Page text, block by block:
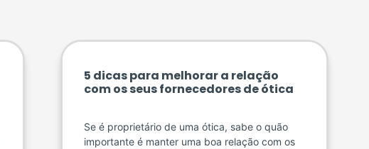
5 dicas para melhorar a relação
com os seus fornecedores de ótica
Se é proprietário de uma ótica, sabe o quão
importante é manter uma boa relação com os